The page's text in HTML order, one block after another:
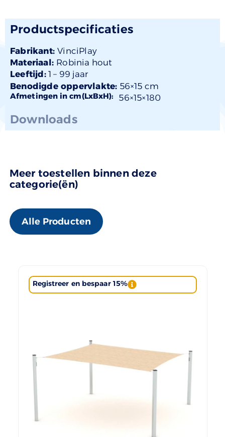
Productspecificaties
Fabrikant:VinciPlay
Materiaal: Robinia hout
Leeftijd:1 – 99 jaar
Benodigde oppervlakte: 56×15 cm
Afmetingen in cm(LxBxH): 56×15×180
Downloads
Meer toestellen binnen deze
categorie(ën)
Alle Producten
Registreer en bespaar 15%